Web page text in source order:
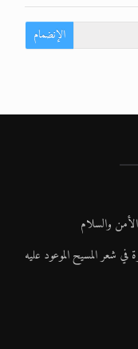
الإنضمام
والسلام
الموعود عليه السلام ..«3» نظرة في شعر المسيح الموعود عليه